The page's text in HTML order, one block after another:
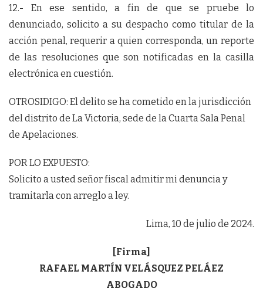
12.- En ese sentido, a fin de que se pruebe lo
denunciado, solicito a su despacho como titular de la
acción penal, requerir a quien corresponda, un reporte
de las resoluciones que son notificadas en la casilla
electrónica en cuestión.
OTROSIDIGO: El delito se ha cometido en la jurisdicción
del distrito de La Victoria, sede de la Cuarta Sala Penal
de Apelaciones.
POR LO EXPUESTO:
Solicito a usted señor fiscal admitir mi denuncia y
tramitarla con arreglo a ley.
Lima, 10 de julio de 2024.
[Firma]
RAFAEL MARTÍN VELÁSQUEZ PELÁEZ
ABOGADO